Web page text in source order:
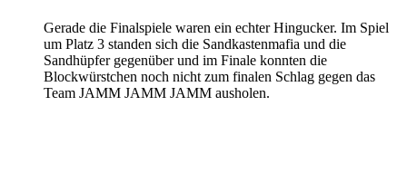
Gerade die Finalspiele waren ein echter Hingucker. Im Spiel
um Platz 3 standen sich die Sandkastenmafia und die
Sandhüpfer gegenüber und im Finale konnten die
Blockwürstchen noch nicht zum finalen Schlag gegen das
Team JAMM JAMM JAMM ausholen.